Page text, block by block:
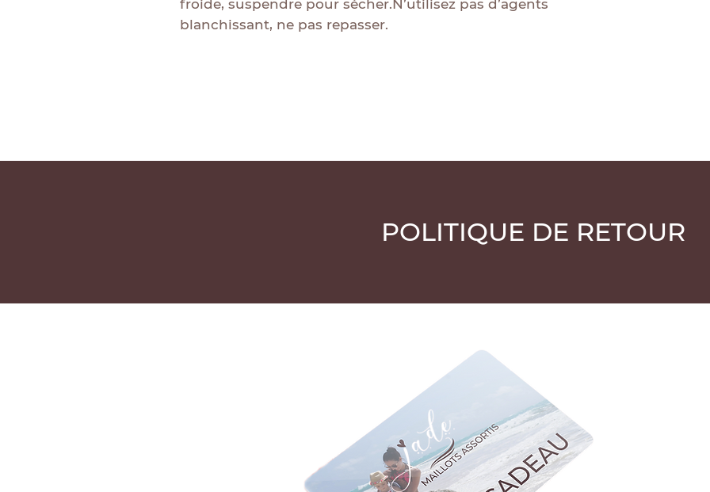
froide, suspendre pour sécher.N’utilisez pas d’agents
blanchissant, ne pas repasser.
POLITIQUE DE RETOUR